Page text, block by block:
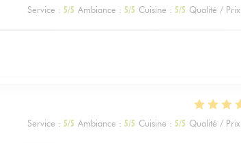
Service : 5/5 Ambiance : 5/5 Cuisine : 5/5 Qualité / Prix
Service : 5/5 Ambiance : 5/5 Cuisine : 5/5 Qualité / Prix